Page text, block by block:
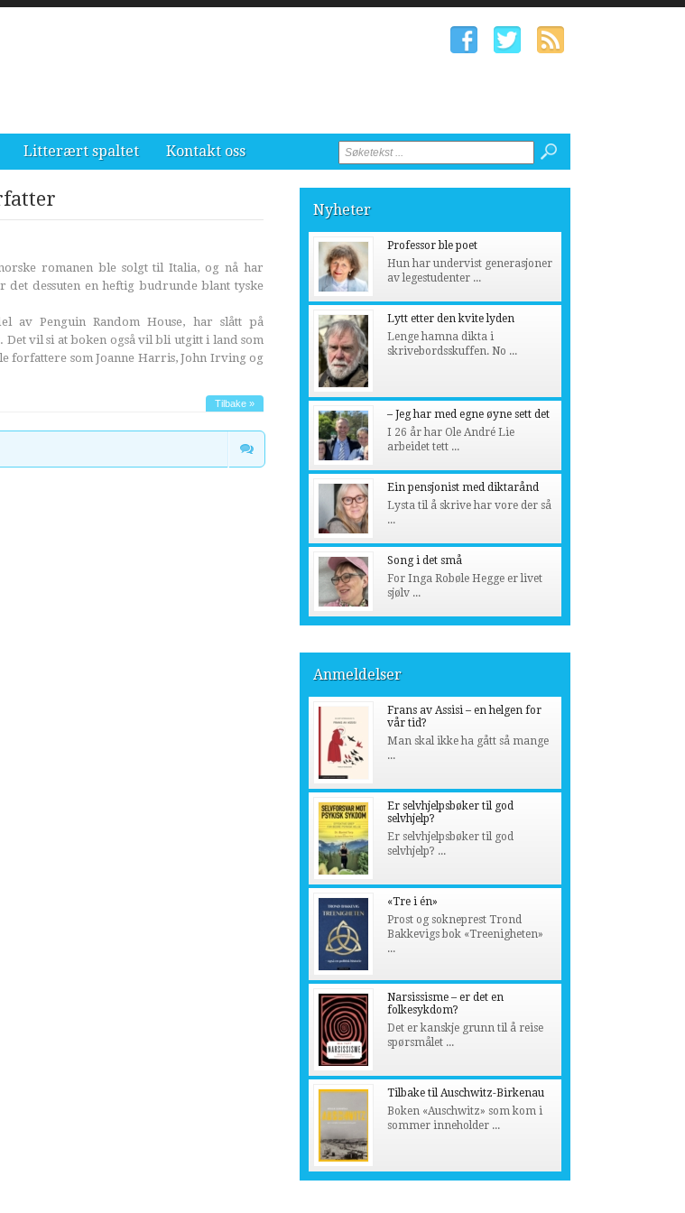
Litterært spaltet Kontakt oss
romanen ble solgt til Italia, og nå har
dessuten en heftig budrunde blant tyske
av Penguin Random House, har slått på
vil si at boken også vil bli utgitt i land som
forfattere som Joanne Harris, John Irving og
Tilbake »
Nyheter
Professor ble poet
Hun har undervist generasjoner
av legestudenter ...
Lytt etter den kvite lyden
Lenge hamna dikta i
skrivebordsskuffen. No ...
– Jeg har med egne øyne sett det
I 26 år har Ole André Lie
arbeidet tett ...
Ein pensjonist med diktarånd
Lysta til å skrive har vore der så
...
Song i det små
For Inga Robøle Hegge er livet
sjølv ...
Anmeldelser
Frans av Assisi – en helgen for
vår tid?
Man skal ikke ha gått så mange
...
Er selvhjelpsbøker til god
selvhjelp?
Er selvhjelpsbøker til god
selvhjelp? ...
«Tre i én»
Prost og sokneprest Trond
Bakkevigs bok «Treenigheten»
...
Narsissisme – er det en
folkesykdom?
Det er kanskje grunn til å reise
spørsmålet ...
Tilbake til Auschwitz-Birkenau
Boken «Auschwitz» som kom i
sommer inneholder ...